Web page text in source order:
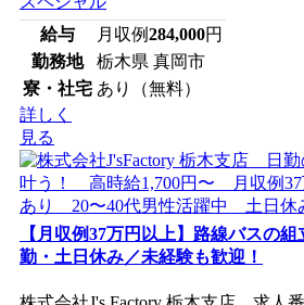
給与
月収例284,000円
勤務地
栃木県 真岡市
寮・社宅 あり（無料）
詳しく
見る
【月収例37万円以上】路線バスの
勤・土日休み／未経験も歓迎！